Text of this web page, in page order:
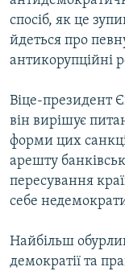
спосіб, як це
йдеться про
антикорупційні
Віце-президент
він вирішує
форми цих
арешту
пересування
себе
Найбільш
демократії та